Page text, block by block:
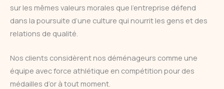
sur les mêmes valeurs morales que l’entreprise défend
dans la poursuite d’une culture qui nourrit les gens et des
relations de qualité.
Nos clients considèrent nos déménageurs comme une
équipe avec force athlétique en compétition pour des
médailles d’or à tout moment.